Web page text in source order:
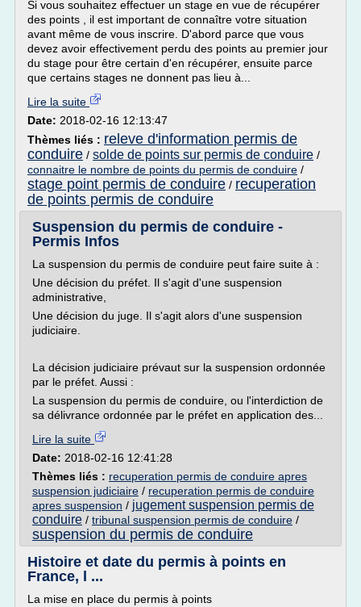
Si vous souhaitez effectuer un stage en vue de récupérer
des points , il est important de connaître votre situation
avant même de vous inscrire. D'abord parce que vous
devez avoir effectivement perdu des points au premier jour
du stage pour être certain d'en récupérer, ensuite parce
que certains stages ne donnent pas lieu à...
Lire la suite
Date: 2018-02-16 12:13:47
Thèmes liés : releve d'information permis de
conduire / solde de points sur permis de conduire /
connaitre le nombre de points du permis de conduire /
stage point permis de conduire / recuperation
de points permis de conduire
Suspension du permis de conduire -
Permis Infos
La suspension du permis de conduire peut faire suite à :
Une décision du préfet. Il s'agit d'une suspension
administrative,
Une décision du juge. Il s'agit alors d'une suspension
judiciaire.
La décision judiciaire prévaut sur la suspension ordonnée
par le préfet. Aussi :
La suspension du permis de conduire, ou l'interdiction de
sa délivrance ordonnée par le préfet en application des...
Lire la suite
Date: 2018-02-16 12:41:28
Thèmes liés : recuperation permis de conduire apres
suspension judiciaire / recuperation permis de conduire
apres suspension / jugement suspension permis de
conduire / tribunal suspension permis de conduire /
suspension du permis de conduire
Histoire et date du permis à points en
France, l ...
La mise en place du permis à points